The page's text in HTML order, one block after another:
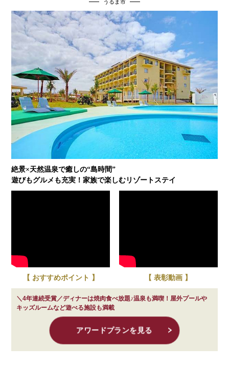
うるま市
絶景×天然温泉で癒しの“島時間”
遊びもグルメも充実！家族で楽しむリゾートステイ
【 おすすめポイント 】 【 表彰動画 】
＼4年連続受賞／ディナーは焼肉食べ放題♪温泉も満喫！屋外プールや
キッズルームなど遊べる施設も満載
アワードプランを見る